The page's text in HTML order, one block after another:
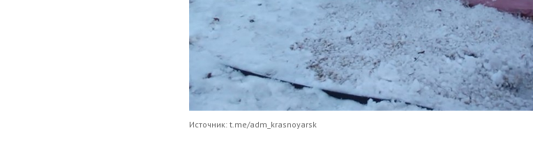
Источник: t.me/adm_krasnoyarsk